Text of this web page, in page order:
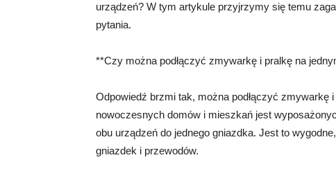
urządzeń? W tym artykule przyjrzymy się temu
pytania.
**Czy można podłączyć zmywarkę i pralkę na
Odpowiedź brzmi tak, można podłączyć
nowoczesnych domów i mieszkań jest
obu urządzeń do jednego gniazdka. Jest to
gniazdek i przewodów.